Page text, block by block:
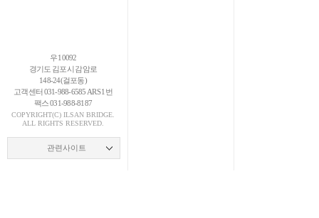
우 10092
경기도 김포시 감암로
148-24(걸포동)
고객센터 031-988-6585 ARS 1번
팩스 031-988-8187
COPYRIGHT(C) ILSAN BRIDGE.
ALL RIGHTS RESERVED.
관련사이트